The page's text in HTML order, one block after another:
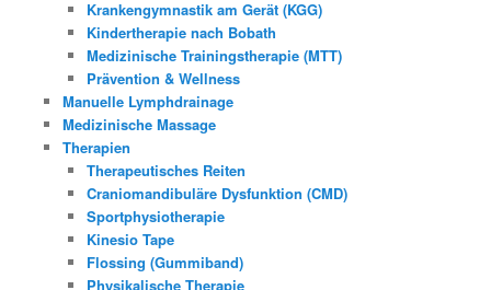
Krankengymnastik am Gerät (KGG)
Kindertherapie nach Bobath
Medizinische Trainingstherapie (MTT)
Prävention & Wellness
Manuelle Lymphdrainage
Medizinische Massage
Therapien
Therapeutisches Reiten
Craniomandibuläre Dysfunktion (CMD)
Sportphysiotherapie
Kinesio Tape
Flossing (Gummiband)
Physikalische Therapie